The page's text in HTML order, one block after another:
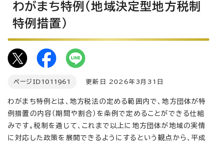
わがまち特例（地域決定型地方税制
特例措置）
ページID 1011961 更新日 2026年3月31日
わがまち特例とは、地方税法の定める範囲内で、地方団体が特
例措置の内容（期間や割合）を条例で定めることができる仕組
みです。税制を通じて、これまで以上に地方団体が地域の実情
に対応した政策を展開できるようにするという観点から、平成